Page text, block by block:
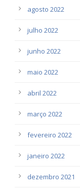
agosto 2022
julho 2022
junho 2022
maio 2022
abril 2022
março 2022
fevereiro 2022
janeiro 2022
dezembro 2021